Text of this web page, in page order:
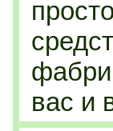
вас и